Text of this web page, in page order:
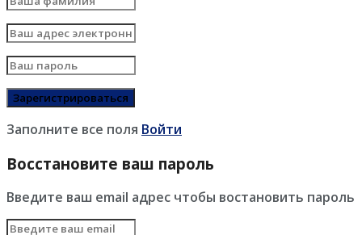
Заполните все поля Войти
Восстановите ваш пароль
Введите ваш email адрес чтобы востановить пароль